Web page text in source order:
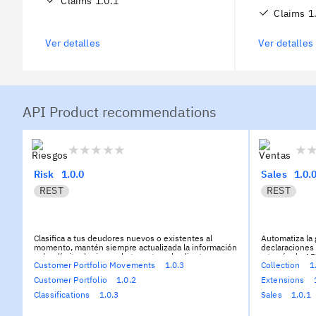
/contracts/{contractNo}/dossiers/{dossi
Consultation of a non-payment, GET
/contracts/{contractNo}/dossiers/{dossi
app allows nonpayment consult.
Ver detalles
Claims
Ver detalles
API Product recommendations
Risk
1.0.0
REST
Clasifica a tus deudores nuevos o existentes al
momento, mantén siempre actualizada la información
sobre límite de riesgo de tu cartera de clientes
asegurados y automatiza todas las funcionalidades
que necesites.
-Classifications
te permite solicitar clasificaciones
Customer Portfolio Movements
1.0.3
Customer Portfolio
1.0.2
Classifications
1.0.3
Sales
REST
Automatiza la
a través de
póliza,
de la
Collection
Extensions
Sales
1.0.1